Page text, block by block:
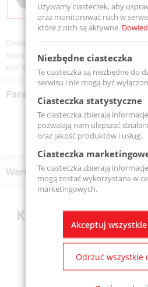
Kod produktu:UC213-MTM
Kod EAN:5907772141182
Parametry techniczne
Wersje produktu
Klienci kupili
Używamy ciasteczek, aby
oraz monitorować ruch w
które z nich są aktywne.
Niezbędne ciasteczka
Te ciasteczka są niezbędne do
serwisu i nie mogą być
Ciasteczka statystyczne
Te ciasteczka zbierają
pozwalają nam ulepszać
oraz jakość produktów i usług.
Ciasteczka
Te ciasteczka zbierają
mogą zostać wykorzystane w
marketingowych.
Akceptuj
Odrzuć wszystkie